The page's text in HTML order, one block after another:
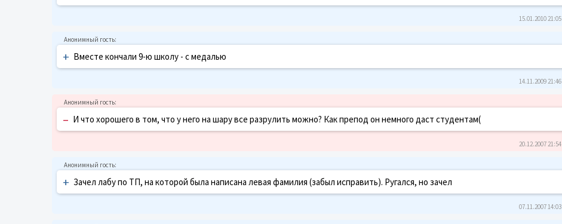
15.01.2010 21:05
+ Вместе кончали 9-ю школу - с медалью
14.11.2009 21:46
– И что хорошего в том, что у него на шару все разрулить можно? Как препод он немного даст студентам(
20.12.2007 21:54
+ Зачел лабу по ТП, на которой была написана левая фамилия (забыл исправить). Ругался, но зачел
07.11.2007 14:03